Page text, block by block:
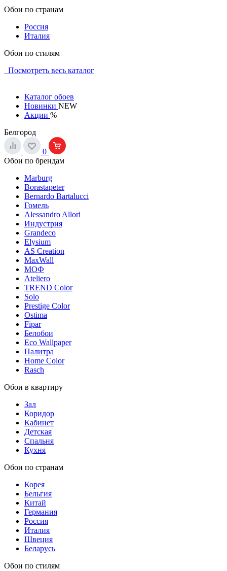
Обои по странам
Россия
Италия
Обои по стилям
Посмотреть весь каталог
Каталог обоев
Новинки NEW
Акции %
Белгород
0
Обои по брендам
Marburg
Borastapeter
Bernardo Bartalucci
Гомель
Alessandro Allori
Индустрия
Grandeco
Elysium
AS Creation
MaxWall
МОФ
Ateliero
TREND Color
Solo
Prestige Color
Ostima
Fipar
Белобои
Eco Wallpaper
Палитра
Home Color
Rasch
Обои в квартиру
Зал
Коридор
Кабинет
Детская
Спальня
Кухня
Обои по странам
Корея
Бельгия
Китай
Германия
Россия
Италия
Швеция
Беларусь
Обои по стилям